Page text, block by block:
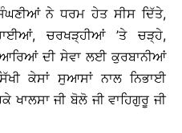
ਨੇ ਧਰਮ ਹੇਤ ਸੀਸ ਦਿੱਤੇ,
ਚਰਖੜ੍ਹੀਆਂ ’ਤੇ ਚੜ੍ਹੇ,
ਦੀ ਸੇਵਾ ਲਈ ਕੁਰਬਾਨੀਆਂ
ਕੇਸਾਂ ਸੁਆਸਾਂ ਨਾਲ ਨਿਭਾਈ
ਖਾਲਸਾ ਜੀ ਬੋਲੋ ਜੀ ਵਾਹਿਗੁਰੂ ਜੀ